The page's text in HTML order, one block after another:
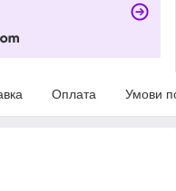
Оплата Умови